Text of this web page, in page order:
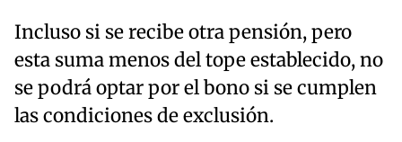
Incluso si se recibe otra pensión, pero
esta suma menos del tope establecido, no
se podrá optar por el bono si se cumplen
las condiciones de exclusión.